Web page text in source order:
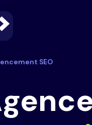
SEO